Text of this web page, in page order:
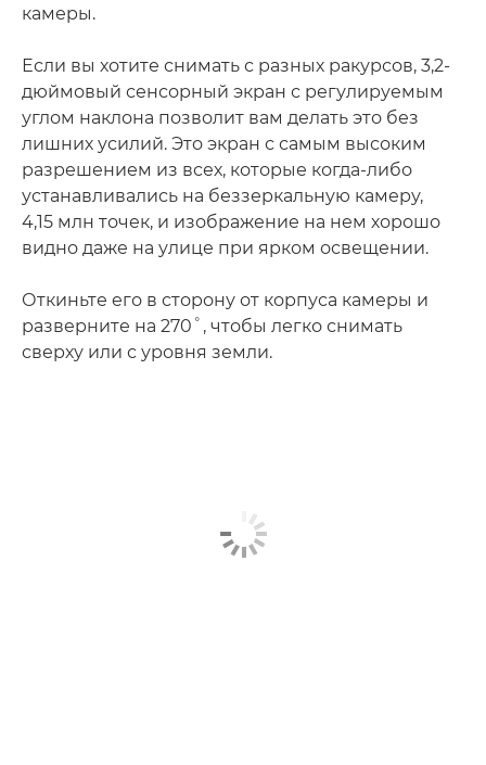
камеры.
Если вы хотите снимать с разных ракурсов, 3,2-
дюймовый сенсорный экран с регулируемым
углом наклона позволит вам делать это без
лишних усилий. Это экран с самым высоким
разрешением из всех, которые когда-либо
устанавливались на беззеркальную камеру,
4,15 млн точек, и изображение на нем хорошо
видно даже на улице при ярком освещении.
Откиньте его в сторону от корпуса камеры и
разверните на 270˚, чтобы легко снимать
сверху или с уровня земли.